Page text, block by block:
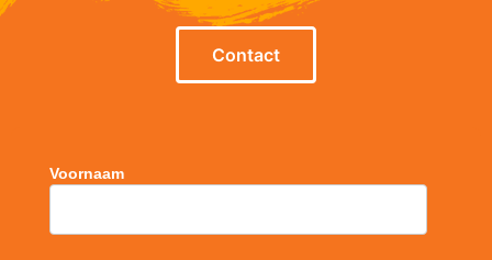
Contact
Voornaam